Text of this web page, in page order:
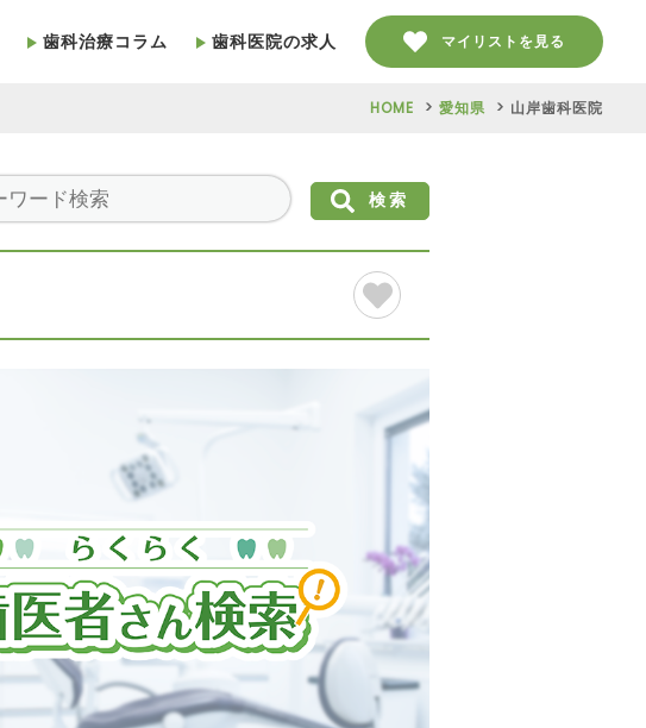
歯科治療コラム 歯科医院の求人 マイリストを見る
HOME 愛知県 山岸歯科医院
検索